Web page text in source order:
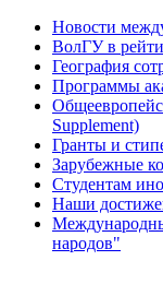
Новости
ВолГУ в
География
Программы
Supplement)
Гранты и
Зарубежные
Студентам
Наши
народов"